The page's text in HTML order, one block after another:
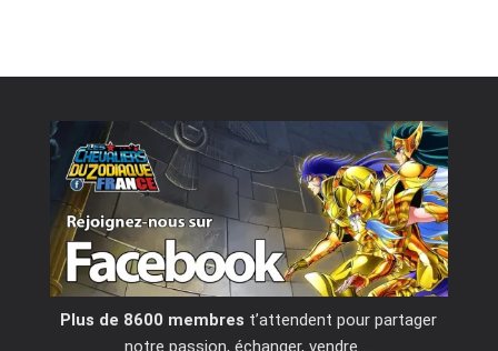
Plus de 8600 membres t’attendent pour partager
notre passion, échanger, vendre …